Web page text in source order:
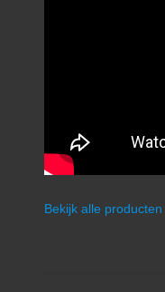
Bekijk alle producten